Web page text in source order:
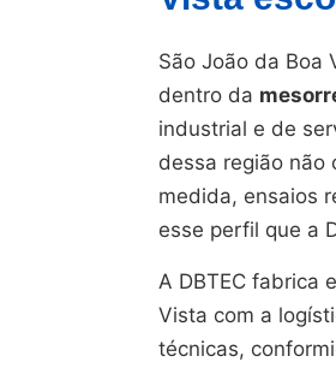
São João da Boa
dentro da
industrial e de
dessa região não
medida, ensaios
esse perfil que a
A DBTEC fabrica
Vista com a
técnicas,